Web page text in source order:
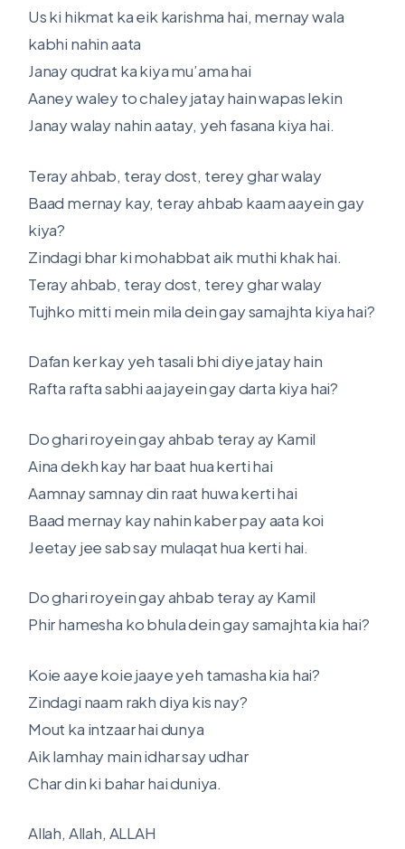
Us ki hikmat ka eik karishma hai, mernay wala
kabhi nahin aata
Janay qudrat ka kiya mu’ama hai
Aaney waley to chaley jatay hain wapas lekin
Janay walay nahin aatay, yeh fasana kiya hai.
Teray ahbab, teray dost, terey ghar walay
Baad mernay kay, teray ahbab kaam aayein gay
kiya?
Zindagi bhar ki mohabbat aik muthi khak hai.
Teray ahbab, teray dost, terey ghar walay
Tujhko mitti mein mila dein gay samajhta kiya hai?
Dafan ker kay yeh tasali bhi diye jatay hain
Rafta rafta sabhi aa jayein gay darta kiya hai?
Do ghari royein gay ahbab teray ay Kamil
Aina dekh kay har baat hua kerti hai
Aamnay samnay din raat huwa kerti hai
Baad mernay kay nahin kaber pay aata koi
Jeetay jee sab say mulaqat hua kerti hai.
Do ghari royein gay ahbab teray ay Kamil
Phir hamesha ko bhula dein gay samajhta kia hai?
Koie aaye koie jaaye yeh tamasha kia hai?
Zindagi naam rakh diya kis nay?
Mout ka intzaar hai dunya
Aik lamhay main idhar say udhar
Char din ki bahar hai duniya.
Allah, Allah, ALLAH